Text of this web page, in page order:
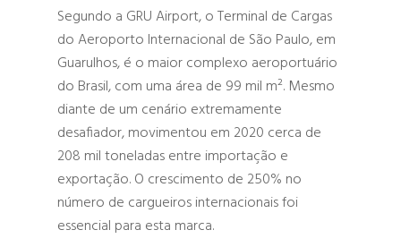
Segundo a GRU Airport, o Terminal de Cargas
do Aeroporto Internacional de São Paulo, em
Guarulhos, é o maior complexo aeroportuário
do Brasil, com uma área de 99 mil m². Mesmo
diante de um cenário extremamente
desafiador, movimentou em 2020 cerca de
208 mil toneladas entre importação e
exportação. O crescimento de 250% no
número de cargueiros internacionais foi
essencial para esta marca.